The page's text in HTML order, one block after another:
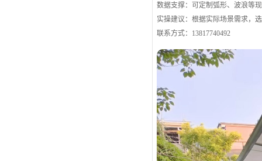
数据支撑：可定制弧形、波浪等
实操建议：根据实际场景需求，
联系方式：13817740492